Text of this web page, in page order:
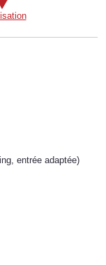
entrée adaptée)